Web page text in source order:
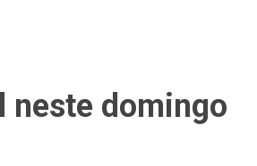
neste domingo